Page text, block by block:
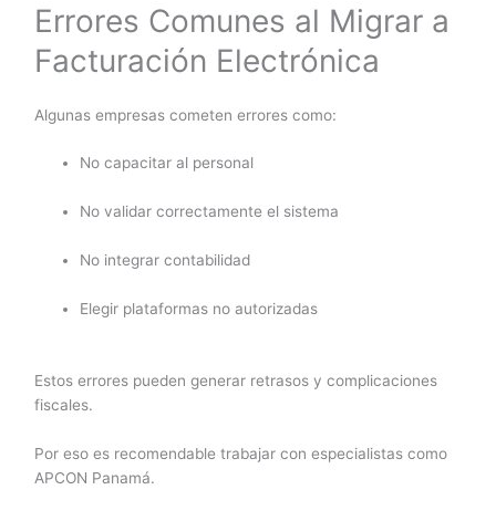
Errores Comunes al Migrar a
Facturación Electrónica
Algunas empresas cometen errores como:
No capacitar al personal
No validar correctamente el sistema
No integrar contabilidad
Elegir plataformas no autorizadas
Estos errores pueden generar retrasos y complicaciones
fiscales.
Por eso es recomendable trabajar con especialistas como
APCON Panamá.